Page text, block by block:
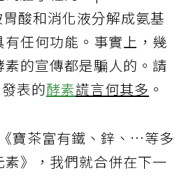
酸和消化液分解成氨基
任何功能。事實上，幾
的宣傳都是騙人的。請
表的酵素謊言何其多 。
寶茶富有鐵、鋅、…等多
》，我們就合併在下一